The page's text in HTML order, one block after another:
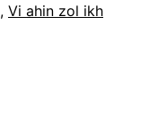
, Vi ahin zol ikh